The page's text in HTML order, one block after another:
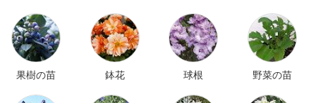
果樹の苗 鉢花 球根 野菜の苗